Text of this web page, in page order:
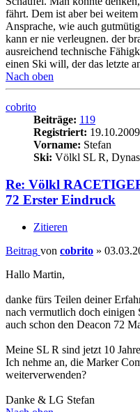
fährt. Dem ist aber bei
Ansprache, wie auch
kann er nie verleugnen. der
ausreichend technische
einen Ski will, der das letzte
Nach oben
cobrito
Beiträge: 119
Registriert:
Vorname: Stefan
Ski: Völkl SL R,
Re: Völkl
72 Erster Eindruck
Zitieren
Beitrag von cobrito »
Hallo Martin,
danke fürs Teilen deiner
nach vermutlich doch
auch schon den Deacon 72
Meine SL R sind jetzt 10
Ich nehme an, die Marker
weiterverwenden?
Danke & LG Stefan